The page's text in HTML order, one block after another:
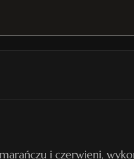
i czerwieni,